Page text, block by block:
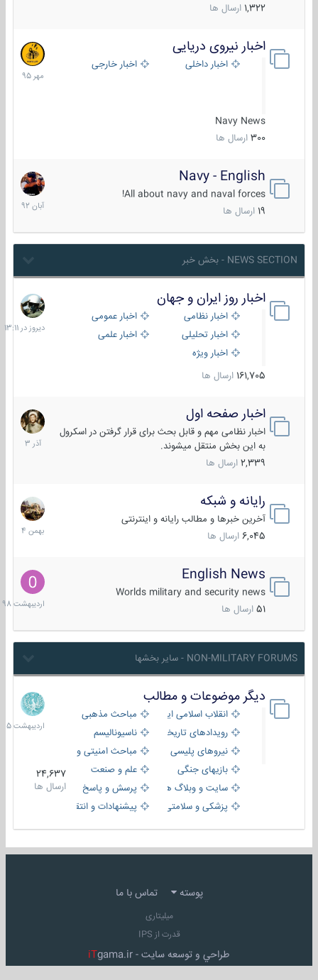
1,322 ارسال ها
اخبار نیروی دریایی
اخبار داخلی اخبار خارجی
Navy News
300 ارسال ها
27
مهر
1395
Navy - English
All about navy and naval forces!
ارسال ها
22
آبان
1392
NEWS SECTION - بخش خبر
اخبار روز ایران و جهان
اخبار نظامی
اخبار عمومی
اخبار تحلیلی
اخبار علمی
اخبار ویژه
161,705 ارسال ها
دیروز
در
13:11
اخبار صفحه اول
اخبار نظامی مهم و قابل بحث برای قرار گرفتن در اسکرول
به این بخش منتقل میشوند.
2,339 ارسال ها
7
آذر
1403
رایانه و شبکه
آخرین خبرها و مطالب رایانه و اینترنتی
6,045 ارسال ها
30
بهمن
1404
English News
Worlds military and security news
51 ارسال ها
10
1398
NON-MILITARY FORUMS - سایر بخشها
دیگر موضوعات و مطالب
انقلاب اسلامی ایران
مباحث مذهبی
رویدادهای تاریخی و مذهبیناسیونالیسم
نیروهای پلیسی
مباحث امنیتی و اطلاعاتی
بازیهای جنگی
علم و صنعت
سایت و وبلاگ ها
پرسش و پاسخ
پزشکی و سلامتی
پیشنهادات و انتقادات
24,637
ارسال ها
8
1405
پوسته تماس با ما
میلیتاری
قدرت از IPS
طراحي و توسعه سايت - iTgama.ir